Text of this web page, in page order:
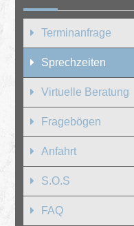
Terminanfrage
Sprechzeiten
Virtuelle Beratung
Fragebögen
Anfahrt
S.O.S
FAQ